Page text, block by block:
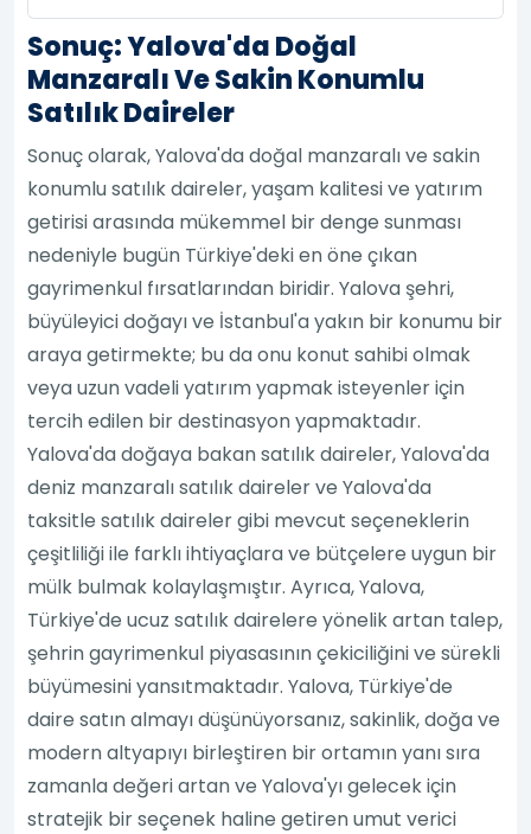
Sonuç: Yalova'da Doğal
Manzaralı Ve Sakin Konumlu
Satılık Daireler
Sonuç olarak, Yalova'da doğal manzaralı ve sakin
konumlu satılık daireler, yaşam kalitesi ve yatırım
getirisi arasında mükemmel bir denge sunması
nedeniyle bugün Türkiye'deki en öne çıkan
gayrimenkul fırsatlarından biridir. Yalova şehri,
büyüleyici doğayı ve İstanbul'a yakın bir konumu bir
araya getirmekte; bu da onu konut sahibi olmak
veya uzun vadeli yatırım yapmak isteyenler için
tercih edilen bir destinasyon yapmaktadır.
Yalova'da doğaya bakan satılık daireler, Yalova'da
deniz manzaralı satılık daireler ve Yalova'da
taksitle satılık daireler gibi mevcut seçeneklerin
çeşitliliği ile farklı ihtiyaçlara ve bütçelere uygun bir
mülk bulmak kolaylaşmıştır. Ayrıca, Yalova,
Türkiye'de ucuz satılık dairelere yönelik artan talep,
şehrin gayrimenkul piyasasının çekiciliğini ve sürekli
büyümesini yansıtmaktadır. Yalova, Türkiye'de
daire satın almayı düşünüyorsanız, sakinlik, doğa ve
modern altyapıyı birleştiren bir ortamın yanı sıra
zamanla değeri artan ve Yalova'yı gelecek için
stratejik bir seçenek haline getiren umut verici